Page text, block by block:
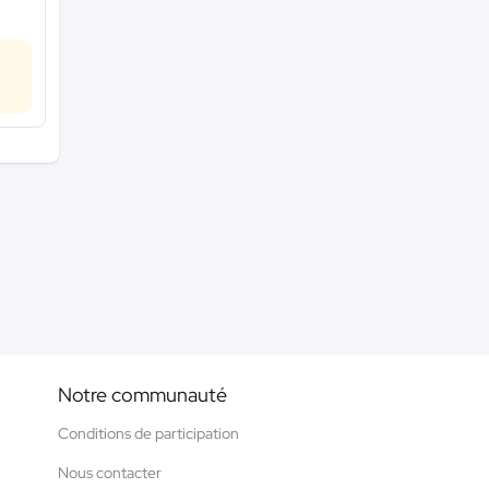
Notre communauté
Conditions de participation
Nous contacter